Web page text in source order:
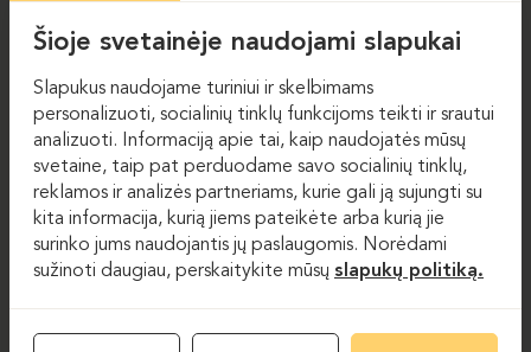
Šioje svetainėje naudojami slapukai
Slapukus naudojame turiniui ir skelbimams
personalizuoti, socialinių tinklų funkcijoms teikti ir srautui
analizuoti. Informaciją apie tai, kaip naudojatės mūsų
svetaine, taip pat perduodame savo socialinių tinklų,
reklamos ir analizės partneriams, kurie gali ją sujungti su
kita informacija, kurią jiems pateikėte arba kurią jie
surinko jums naudojantis jų paslaugomis. Norėdami
sužinoti daugiau, perskaitykite mūsų slapukų politiką.